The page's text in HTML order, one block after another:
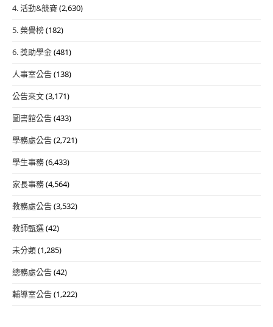
4. 活動&競賽(2,630)
5. 榮譽榜(182)
6. 獎助學金(481)
人事室公告(138)
公告來文(3,171)
圖書館公告(433)
學務處公告(2,721)
學生事務(6,433)
家長事務(4,564)
教務處公告(3,532)
教師甄選(42)
未分類(1,285)
總務處公告(42)
輔導室公告(1,222)